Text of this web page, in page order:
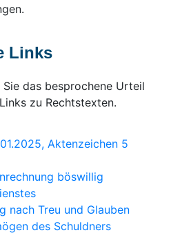
Links
das besprochene Urteil
zu Rechtstexten.
Aktenzeichen 5
böswillig
nach Treu und Glauben
des Schuldners